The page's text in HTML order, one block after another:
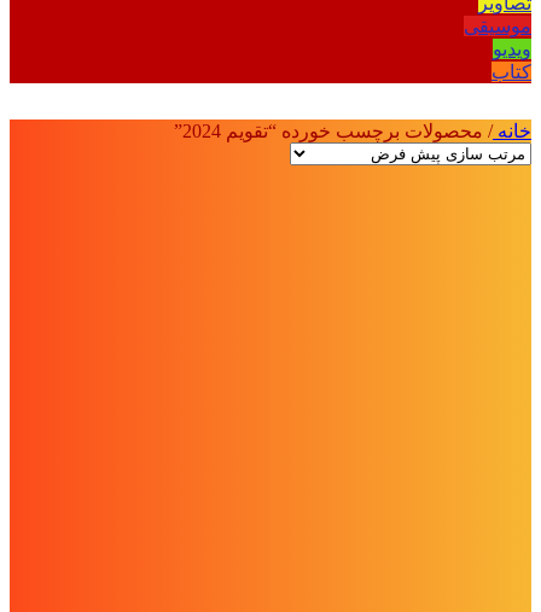
موسیقی
ویدیو
کتاب
خانه/ محصولات برچسب خورده “تقویم 2024”